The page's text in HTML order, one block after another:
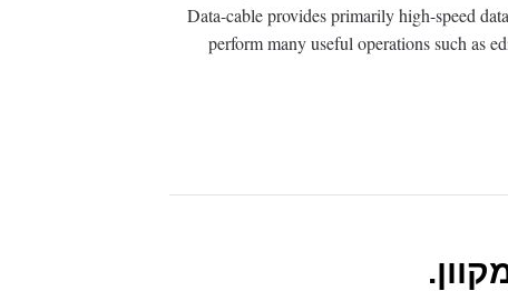
Data-cable provides primarily high-speed
perform many useful operations such as